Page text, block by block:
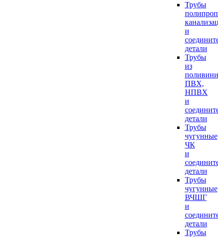
Трубы
и
детали
Трубы
из
ПВХ,
НПВХ
и
детали
Трубы
чугунные
ЧК
и
детали
Трубы
чугунные
ВЧШГ
и
детали
Трубы